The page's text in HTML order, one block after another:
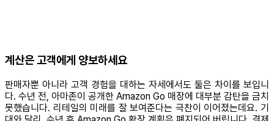
계산은 고객에게 양보하세요
판매자뿐 아니라 고객 경험을 대하는 자세에서도 둘은 차이를 보입니
다. 수년 전, 아마존이 공개한 Amazon Go 매장에 대부분 감탄을 금치
못했습니다. 리테일의 미래를 잘 보여준다는 극찬이 이어졌는데요. 기